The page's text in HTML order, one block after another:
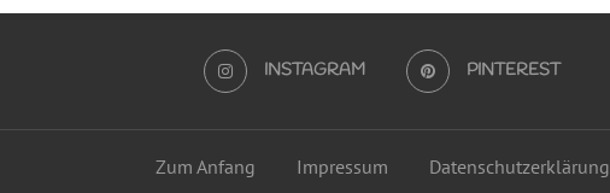
INSTAGRAM PINTEREST
Zum Anfang Impressum Datenschutzerklärung